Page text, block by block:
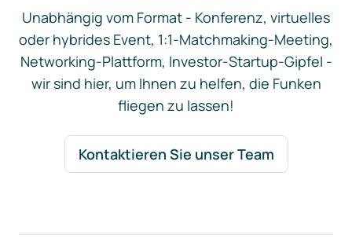
Unabhängig vom Format - Konferenz, virtuelles
oder hybrides Event, 1:1-Matchmaking-Meeting,
Networking-Plattform, Investor-Startup-Gipfel -
wir sind hier, um Ihnen zu helfen, die Funken
fliegen zu lassen!
Kontaktieren Sie unser Team